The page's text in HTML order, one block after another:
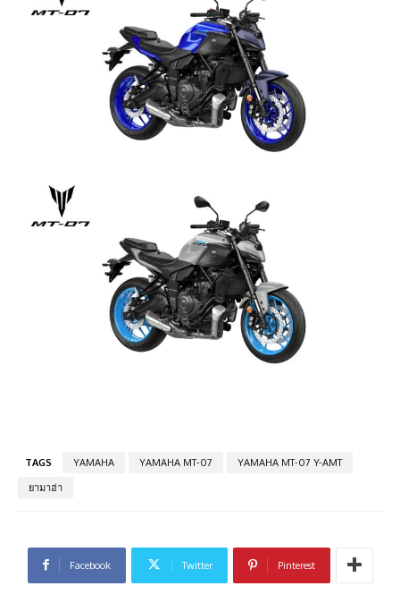
TAGS YAMAHA YAMAHA MT-07
YAMAHA MT-07 Y-AMT
ยามาฮ่า
Facebook Twitter Pinterest